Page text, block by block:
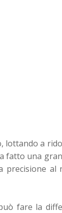
a
fatto una
al
fare la